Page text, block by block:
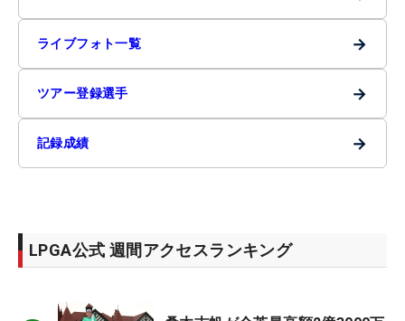
ライブフォト一覧 →
ツアー登録選手 →
記録成績 →
LPGA公式 週間アクセスランキング